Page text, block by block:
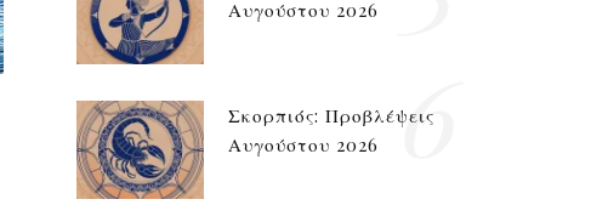
Αυγούστου 2026
Σκορπιός: Προβλέψεις
Αυγούστου 2026
6